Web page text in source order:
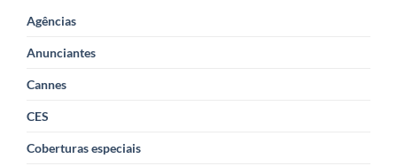
Agências
Anunciantes
Cannes
CES
Coberturas especiais